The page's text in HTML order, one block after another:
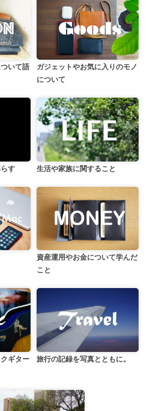
いて語
ガジェットやお気に入りのモノ
について
す 生活や家族に関すること
資産運用やお金について学んだ
こと
ギター
旅行の記録を写真とともに。